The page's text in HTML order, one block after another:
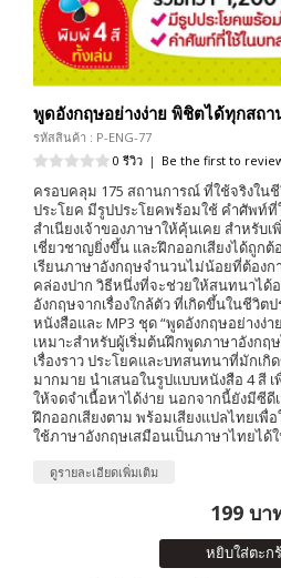
พูดอังกฤษอย่างง่าย พิชิตได้ทุกสถ
รหัสสินค้า : P-ENG-77
0 รีวิว | Be the first to
ครอบคลุม 175 สถานการณ์ ที่ใช้จริงใน
ประโยค มีรูปประโยคพร้อมใช้ คำศัพท์
สำเนียงเจ้าของภาษาให้คุ้นเคย สำหรั
เชี่ยวชาญยิ่งขึ้น และฝึกออกเสียงได้ถูกต้
เรียนภาษาอังกฤษจำนวนไม่น้อยที่ต้องก
คล่องปาก วิธีหนึ่งที่จะช่วยให้สนทนาได้
อังกฤษจากเรื่องใกล้ตัว ที่เกิดขึ้นในชีวิต
หนังสือและ MP3 ชุด “พูดอังกฤษอย่างง่
เหมาะสำหรับผู้เริ่มต้นฝึกพูดภาษาอังกฤ
เรื่องราว ประโยคและบทสนทนาที่มักเกิ
มากมาย นำเสนอในรูปแบบหนังสือ 4 สี
ให้จดจำเนื้อหาได้ง่าย นอกจากนี้ยังมีซีดี
ฝึกออกเสียงตาม พร้อมเสียงแปลไทยเพื่
ใช้ภาษาอังกฤษเสมือนเป็นภาษาไทยได้
ดูรายละเอียดเพิ่มเติม
199 บา
หยิบใส่ตะก